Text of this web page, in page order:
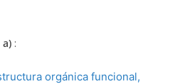
:
orgánica funcional,